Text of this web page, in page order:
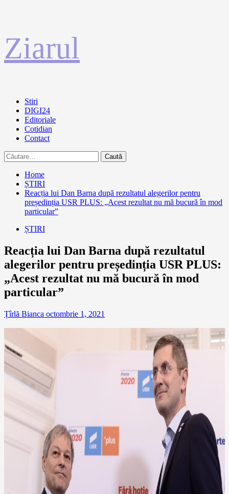
la
conținut
Ziarul
Primary
Menu
Stiri
DIGI24
Editoriale
Cotidian
Contact
Caută
după:
Home
ȘTIRI
Reacția lui Dan Barna după rezultatul alegerilor pentru
președinția USR PLUS: „Acest rezultat nu mă bucură în mod
particular”
ȘTIRI
Reacția lui Dan Barna după rezultatul
alegerilor pentru președinția USR PLUS:
„Acest rezultat nu mă bucură în mod
particular”
Țîrlă Bianca octombrie 1, 2021